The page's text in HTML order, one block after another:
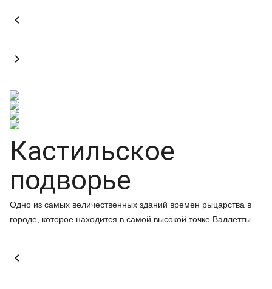


Кастильское
подворье
Одно из самых величественных зданий времен рыцарства в
городе, которое находится в самой высокой точке Валлетты.
